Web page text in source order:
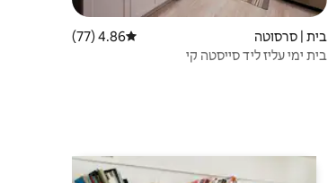
בית | סרסוטה דירוג ממוצע של 4.86 מתוך 5, 77 ביקורות
4.86 (77)
בית ימי עליז ליד סייסטה קי